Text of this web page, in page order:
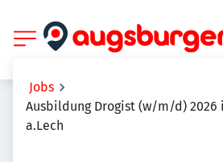
Jobs
Ausbildung Drogist (w/m/d) 2026
a.Lech